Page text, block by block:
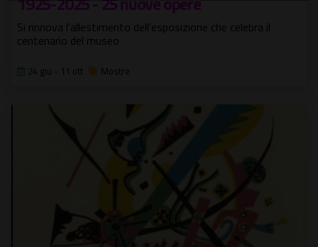
Si rinnova l'allestimento dell'esposizione che celebra il
centenario del museo
24 giu - 11 ott Mostre